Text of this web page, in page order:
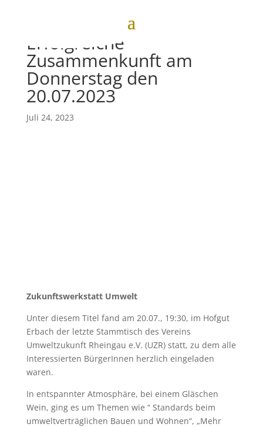
Erfolgreiche
Zusammenkunft am
Donnerstag den
20.07.2023
Juli 24, 2023
Zukunftswerkstatt Umwelt
Unter diesem Titel fand am 20.07., 19:30, im Hofgut
Erbach der letzte Stammtisch des Vereins
Umweltzukunft Rheingau e.V. (UZR) statt, zu dem alle
Interessierten BürgerInnen herzlich eingeladen
waren.
In entspannter Atmosphäre, bei einem Gläschen
Wein, ging es um Themen wie “ Standards beim
umweltverträglichen Bauen und Wohnen“, „Mehr